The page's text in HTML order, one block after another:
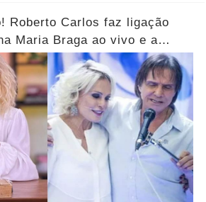
Roberto Carlos faz ligação
Maria Braga ao vivo e a
aniversário..... Ver mais